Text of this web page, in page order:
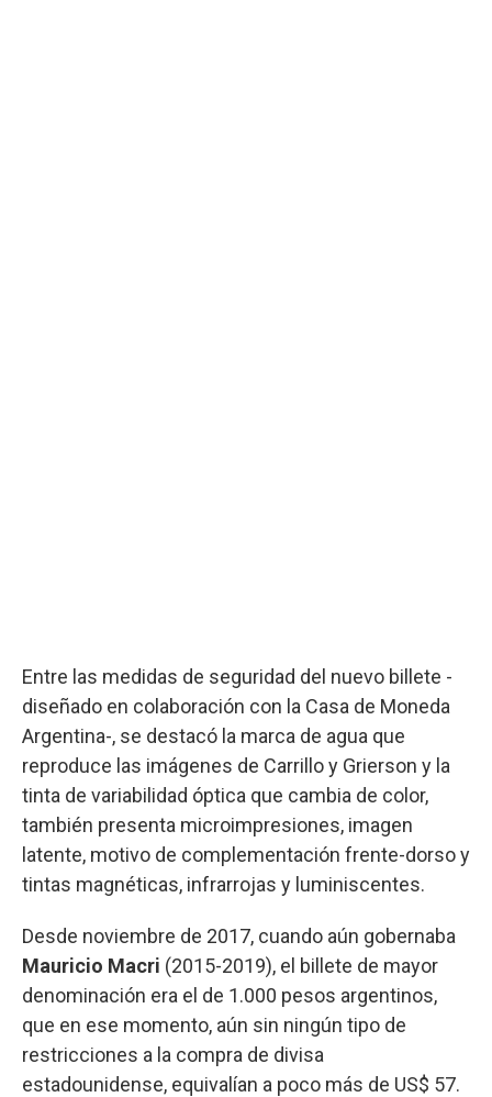
Entre las medidas de seguridad del nuevo billete -
diseñado en colaboración con la Casa de Moneda
Argentina-, se destacó la marca de agua que
reproduce las imágenes de Carrillo y Grierson y la
tinta de variabilidad óptica que cambia de color,
también presenta microimpresiones, imagen
latente, motivo de complementación frente-dorso y
tintas magnéticas, infrarrojas y luminiscentes.
Desde noviembre de 2017, cuando aún gobernaba
Mauricio Macri (2015-2019), el billete de mayor
denominación era el de 1.000 pesos argentinos,
que en ese momento, aún sin ningún tipo de
restricciones a la compra de divisa
estadounidense, equivalían a poco más de US$ 57.